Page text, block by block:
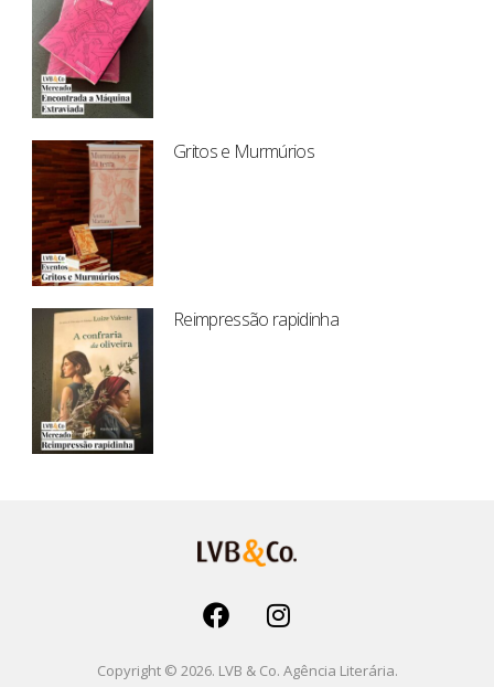
Gritos e Murmúrios
Reimpressão rapidinha
Copyright © 2026. LVB & Co. Agência Literária.